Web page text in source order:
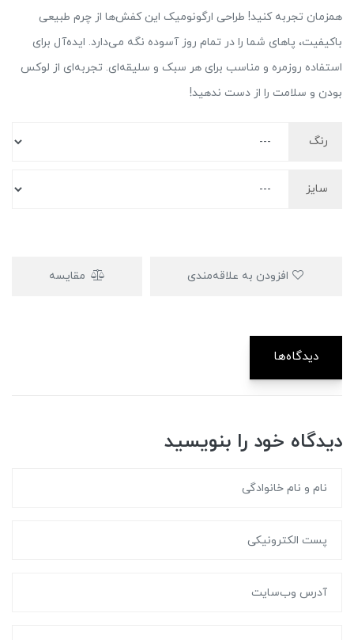
همزمان تجربه کنید! طراحی ارگونومیک این کفش‌ها از چرم طبیعی
باکیفیت، پاهای شما را در تمام روز آسوده نگه می‌دارد. ایده‌آل برای
استفاده روزمره و مناسب برای هر سبک و سلیقه‌ای. تجربه‌ای از لوکس
بودن و سلامت را از دست ندهید!
رنگ
سایز
مقایسه
دیدگاه‌ها
دیدگاه خود را بنویسید